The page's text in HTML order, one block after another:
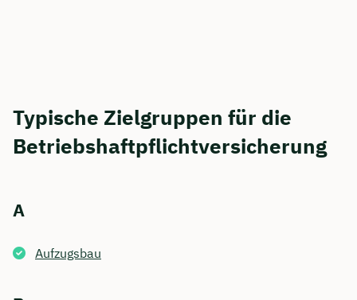
Typische Zielgruppen für die
Betriebshaftpflichtversicherung
A
Aufzugsbau